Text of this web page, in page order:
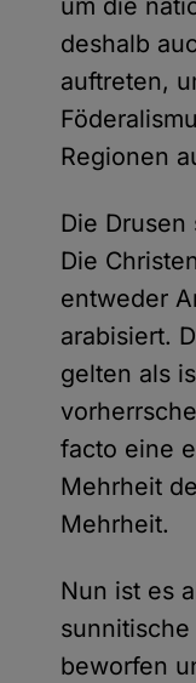
um die
deshalb
auftreten,
Regionen
Die
Die
entweder
arabisiert.
gelten als
facto eine
Mehrheit
Mehrheit.
Nun ist es
beworfen